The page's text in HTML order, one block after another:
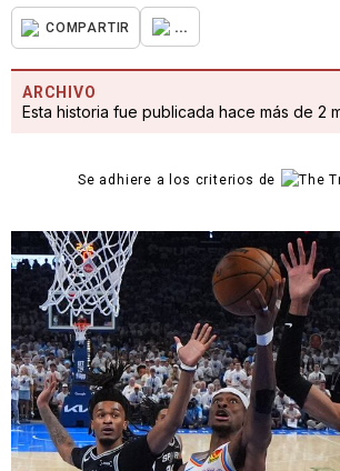
COMPARTIR ...
ARCHIVO
Esta historia fue publicada hace más de 2
Se adhiere a los criterios de